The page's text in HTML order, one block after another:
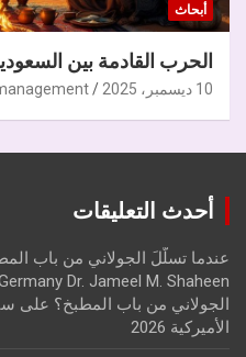
أبحاث
الحرب القادمة بين
10 ديسمبر، 2025
أحدث التعليقات
الجولاني من باب المطبخ؟ على
الأميركية 2026